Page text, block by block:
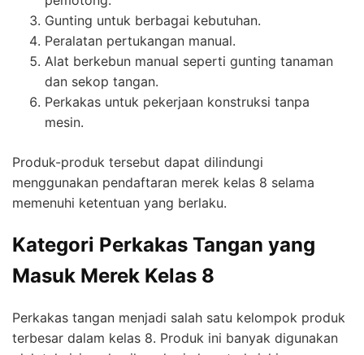
Gunting untuk berbagai kebutuhan.
Peralatan pertukangan manual.
Alat berkebun manual seperti gunting tanaman
dan sekop tangan.
Perkakas untuk pekerjaan konstruksi tanpa
mesin.
Produk-produk tersebut dapat dilindungi
menggunakan pendaftaran merek kelas 8 selama
memenuhi ketentuan yang berlaku.
Kategori Perkakas Tangan yang
Masuk Merek Kelas 8
Perkakas tangan menjadi salah satu kelompok produk
terbesar dalam kelas 8. Produk ini banyak digunakan